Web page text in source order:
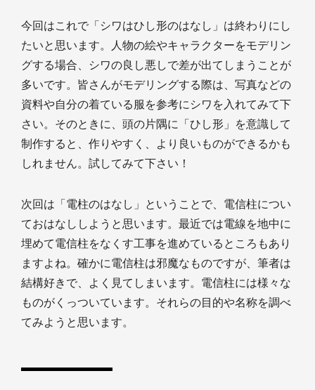
今回はこれで「シワはひし形のはなし」は終わりにし
たいと思います。人物の絵やキャラクターをモデリン
グする場合、シワの良し悪しで差が出てしまうことが
多いです。皆さんがモデリングする際は、写真などの
資料や自分の着ている服を参考にシワを入れてみて下
さい。そのときに、頭の片隅に「ひし形」を意識して
制作すると、作りやすく、より良いものができるかも
しれません。試してみて下さい！
次回は「電柱のはなし」ということで、電信柱につい
ておはなししようと思います。最近では電線を地中に
埋めて電信柱をなくす工事を進めているところもあり
ますよね。確かに電信柱は邪魔なものですが、筆者は
結構好きで、よく見てしまいます。電信柱には様々な
ものがくっついています。それらの目的や名称を調べ
てみようと思います。